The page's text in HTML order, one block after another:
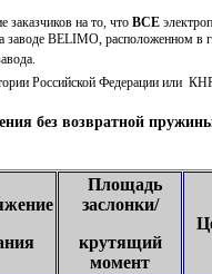
на то, что ВСЕ
заводе BELIMO, расположенном в
Российской Федерации или
без возвратной
Площадь
заслонки/
крутящий
момент